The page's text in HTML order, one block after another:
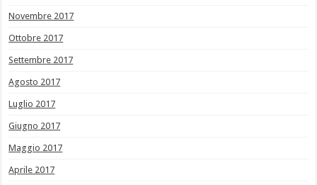
Novembre 2017
Ottobre 2017
Settembre 2017
Agosto 2017
Luglio 2017
Giugno 2017
Maggio 2017
Aprile 2017